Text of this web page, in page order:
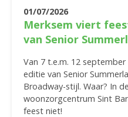
01/07/2026
Merksem viert
van Senior
Van 7 t.e.m. 12
editie van Senior
Broadway-stijl. Waar? In
woonzorgcentrum Sint
feest niet!